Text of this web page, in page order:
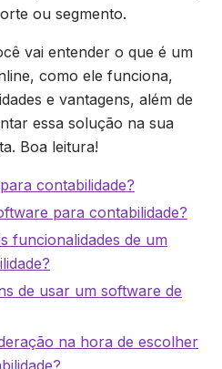
ou segmento.
vai entender o que é um
como ele funciona,
e vantagens, além de
essa solução na sua
Boa leitura!
contabilidade?
para contabilidade?
funcionalidades de um
de usar um software de
na hora de escolher